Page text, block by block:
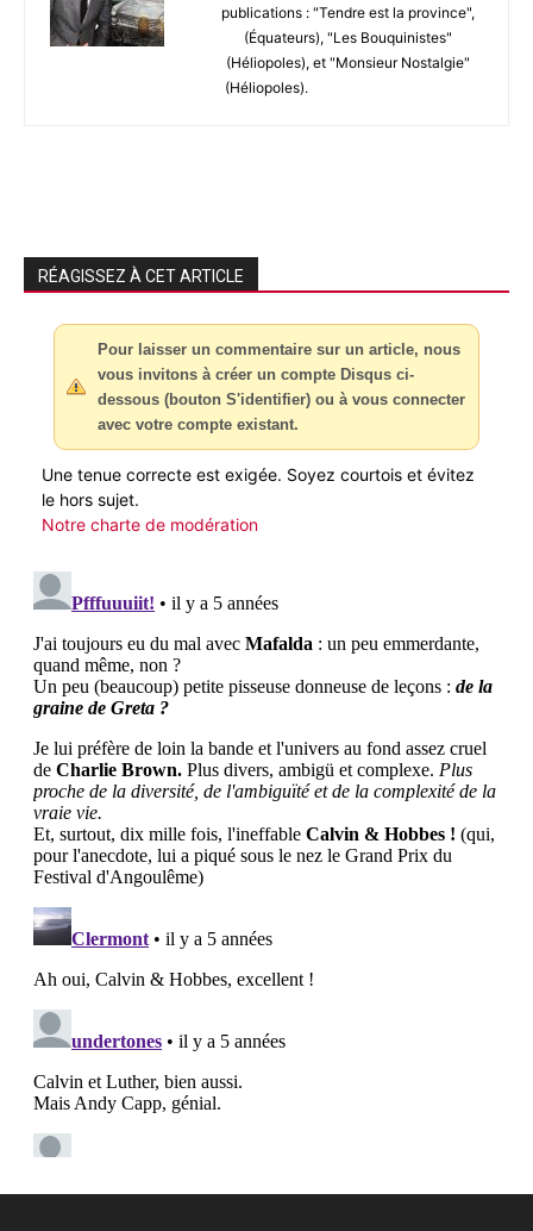
publications : "Tendre est la province",
(Équateurs), "Les Bouquinistes"
(Héliopoles), et "Monsieur Nostalgie"
(Héliopoles).
RÉAGISSEZ À CET ARTICLE
Pour laisser un commentaire sur un article, nous
vous invitons à créer un compte Disqus ci-
dessous (bouton S'identifier) ou à vous connecter
avec votre compte existant.
Une tenue correcte est exigée. Soyez courtois et évitez
le hors sujet.
Notre charte de modération